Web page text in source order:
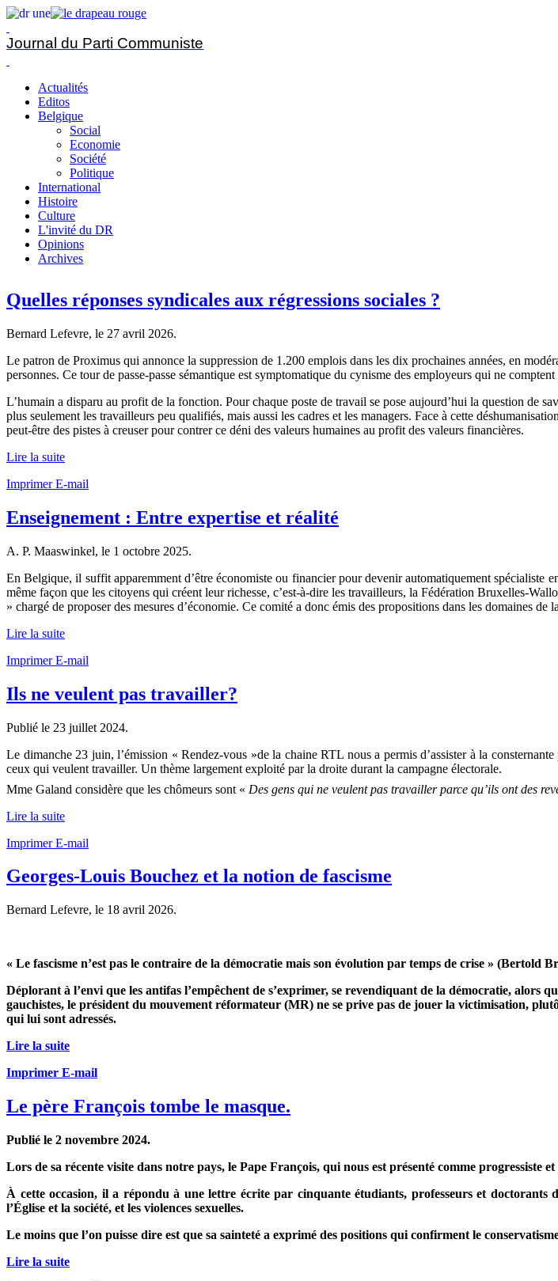
Journal du Parti Communiste
Actualités
Editos
Belgique
Social
Economie
Société
Politique
International
Histoire
Culture
L'invité du DR
Opinions
Archives
Quelles réponses syndicales aux régressions sociales ?
Bernard Lefevre, le 27 avril 2026.
Le patron de Proximus qui annonce la suppression de 1.200 emplois dans les dix prochaines années, en
personnes. Ce tour de passe-passe sémantique est symptomatique du cynisme des employeurs qui ne
L’humain a disparu au profit de la fonction. Pour chaque poste de travail se pose aujourd’hui la question de
plus seulement les travailleurs peu qualifiés, mais aussi les cadres et les managers. Face à cette
peut-être des pistes à creuser pour contrer ce déni des valeurs humaines au profit des valeurs financières.
Lire la suite
ImprimerE-mail
Enseignement : Entre expertise et réalité
A. P. Maaswinkel, le 1 octobre 2025.
En Belgique, il suffit apparemment d’être économiste ou financier pour devenir automatiquement spécialiste
même façon que les citoyens qui créent leur richesse, c’est-à-dire les travailleurs, la Fédération Bruxelles-
» chargé de proposer des mesures d’économie. Ce comité a donc émis des propositions dans les domaines
Lire la suite
ImprimerE-mail
Ils ne veulent pas travailler?
Publié le 23 juillet 2024.
Le dimanche 23 juin, l’émission « Rendez-vous »de la chaine RTL nous a permis d’assister à la
ceux qui veulent travailler. Un thème largement exploité par la droite durant la campagne électorale.
Mme Galand considère que les chômeurs sont « Des gens qui ne veulent pas travailler parce qu’ils ont des
Lire la suite
ImprimerE-mail
Georges-Louis Bouchez et la notion de fascisme
Bernard Lefevre, le 18 avril 2026.
« Le fascisme n’est pas le contraire de la démocratie mais son évolution par temps de crise » (Bertold
Déplorant à l’envi que les antifas l’empêchent de s’exprimer, se revendiquant de la démocratie, alors
gauchistes, le président du mouvement réformateur (MR) ne se prive pas de jouer la victimisation,
qui lui sont adressés.
Lire la suite
Imprimer E-mail
Le père François tombe le masque.
Publié le 2 novembre 2024.
Lors de sa récente visite dans notre pays, le Pape François, qui nous est présenté comme progressiste
À cette occasion, il a répondu à une lettre écrite par cinquante étudiants, professeurs et
l’Église et la société, et les violences sexuelles.
Le moins que l’on puisse dire est que sa sainteté a exprimé des positions qui confirment le
Lire la suite